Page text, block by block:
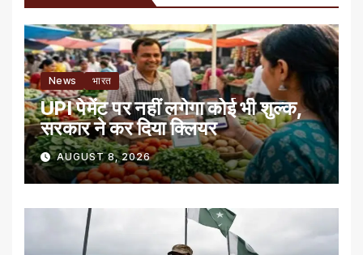
News भारत
UPI पेमेंट पर नहीं लगेगा कोई भी शुल्क,
सरकार ने कर दिया क्लियर
AUGUST 8, 2026